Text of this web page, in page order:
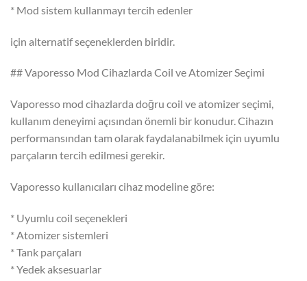
* Mod sistem kullanmayı tercih edenler
için alternatif seçeneklerden biridir.
## Vaporesso Mod Cihazlarda Coil ve Atomizer Seçimi
Vaporesso mod cihazlarda doğru coil ve atomizer seçimi,
kullanım deneyimi açısından önemli bir konudur. Cihazın
performansından tam olarak faydalanabilmek için uyumlu
parçaların tercih edilmesi gerekir.
Vaporesso kullanıcıları cihaz modeline göre:
* Uyumlu coil seçenekleri
* Atomizer sistemleri
* Tank parçaları
* Yedek aksesuarlar